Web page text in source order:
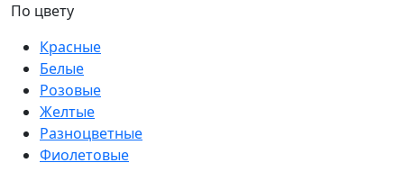
По цвету
Красные
Белые
Розовые
Желтые
Разноцветные
Фиолетовые